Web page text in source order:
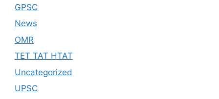
GPSC
News
OMR
TET TAT HTAT
Uncategorized
UPSC